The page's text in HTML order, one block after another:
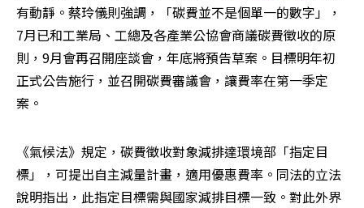
有動靜。蔡玲儀則強調，「碳費並不是個單一的數字」，
7月已和工業局、工總及各產業公協會商議碳費徵收的原
則，9月會再召開座談會，年底將預告草案。目標明年初
正式公告施行，並召開碳費審議會，讓費率在第一季定
案。
《氣候法》規定，碳費徵收對象減排達環境部「指定目
標」，可提出自主減量計畫，適用優惠費率。同法的立法
說明指出，此指定目標需與國家減排目標一致。對此外界